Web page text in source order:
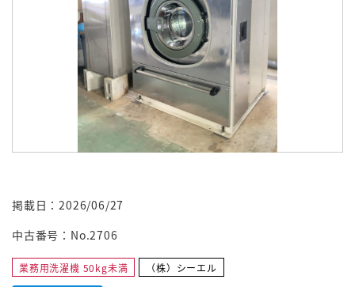
掲載日：2026/06/27
中古番号：No.2706
業務用洗濯機 50kg未満 （株）シーエル